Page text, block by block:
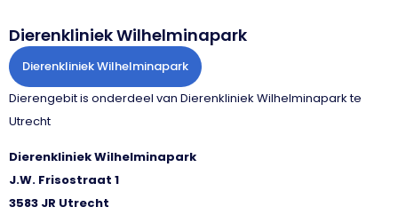
Dierenkliniek Wilhelminapark
Dierenkliniek Wilhelminapark
Dierengebit is onderdeel van Dierenkliniek Wilhelminapark te
Utrecht
Dierenkliniek Wilhelminapark
J.W. Frisostraat 1
3583 JR Utrecht